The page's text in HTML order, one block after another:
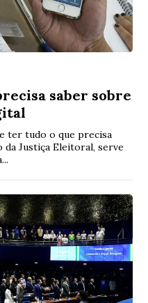
saber sobre
ter tudo o que precisa
Justiça Eleitoral, serve